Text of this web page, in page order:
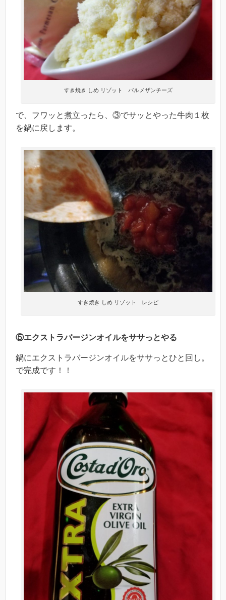
すき焼き しめ リゾット パルメザンチーズ
で、フワッと煮立ったら、③でサッとやった牛肉１枚
を鍋に戻します。
すき焼き しめ リゾット レシピ
⑤エクストラバージンオイルをササっとやる
鍋にエクストラバージンオイルをササっとひと回し。
で完成です！！